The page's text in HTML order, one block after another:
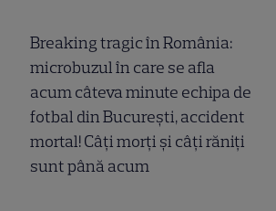
Breaking tragic în România:
microbuzul în care se afla
acum câteva minute echipa de
fotbal din București, accident
mortal! Câți morți și câți răniți
sunt până acum